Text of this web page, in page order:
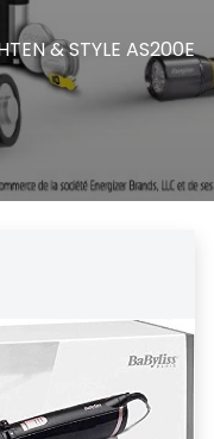
& STYLE AS200E